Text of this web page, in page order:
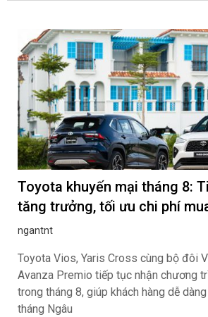
Toyota khuyến mại tháng 8:
tăng trưởng, tối ưu chi phí
ngantnt
Toyota Vios, Yaris Cross cùng bộ đôi
Avanza Premio tiếp tục nhận chương
trong tháng 8, giúp khách hàng dễ
tháng Ngâu